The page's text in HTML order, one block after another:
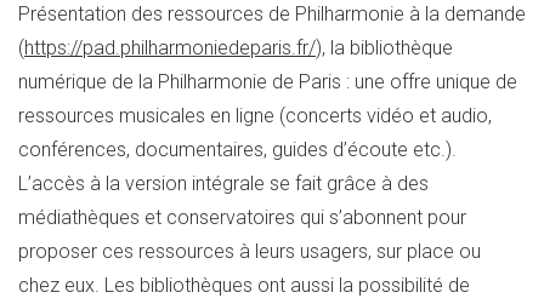
Présentation des ressources de Philharmonie à la demande
(https://pad.philharmoniedeparis.fr/), la bibliothèque
numérique de la Philharmonie de Paris : une offre unique de
ressources musicales en ligne (concerts vidéo et audio,
conférences, documentaires, guides d’écoute etc.).
L’accès à la version intégrale se fait grâce à des
médiathèques et conservatoires qui s’abonnent pour
proposer ces ressources à leurs usagers, sur place ou
chez eux. Les bibliothèques ont aussi la possibilité de